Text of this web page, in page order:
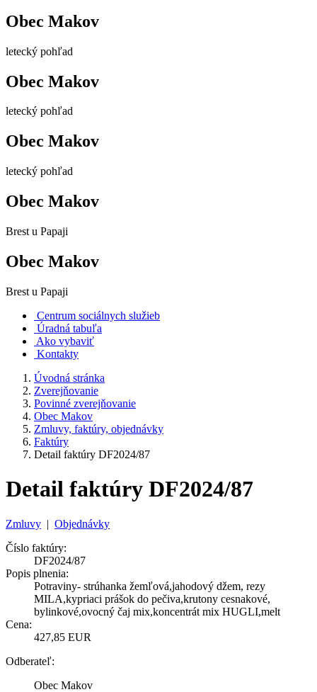
Obec Makov
letecký pohľad
Obec Makov
letecký pohľad
Obec Makov
letecký pohľad
Obec Makov
Brest u Papaji
Obec Makov
Brest u Papaji
Centrum sociálnych služieb
Úradná tabuľa
Ako vybaviť
Kontakty
Úvodná stránka
Zverejňovanie
Povinné zverejňovanie
Obec Makov
Zmluvy, faktúry, objednávky
Faktúry
Detail faktúry DF2024/87
Detail faktúry DF2024/87
Zmluvy | Objednávky
Číslo faktúry:
DF2024/87
Popis plnenia:
Potraviny- strúhanka žemľová,jahodový džem, rezy
MILA,kypriaci prášok do pečiva,krutony cesnakové,
bylinkové,ovocný čaj mix,koncentrát mix HUGLI,melt
Cena:
427,85 EUR
Odberateľ:
Obec Makov